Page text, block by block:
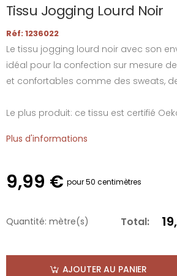
Tissu Jogging Lourd Noir
Réf: 1236022
Le tissu jogging lourd noir avec son
idéal pour la confection sur mesure
et confortables comme des sweats,
Le plus produit: ce tissu est certifié
Plus d'informations
9,99 € pour 50 centimètres
Quantité: mètre(s) Total:
AJOUTER AU PANIER